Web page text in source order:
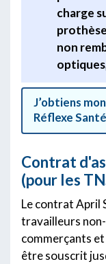
charge
non
J’obtiens
Réflexe Santé
Contrat
(pour les
Le contrat April
travailleurs
commerçants
être souscrit